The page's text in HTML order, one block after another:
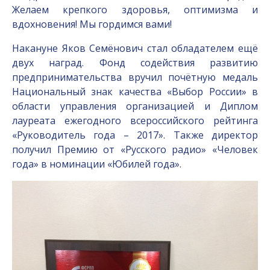
Желаем крепкого здоровья, оптимизма и
вдохновения! Мы гордимся вами!
Накануне Яков Семёнович стал обладателем ещё
двух наград. Фонд содействия развитию
предпринимательства вручил почётную медаль
Национальный знак качества «Выбор России» в
области управления организацией и Диплом
лауреата ежегодного всероссийского рейтинга
«Руководитель года – 2017». Также директор
получил Премию от «Русского радио» «Человек
года» в номинации «Юбилей года».